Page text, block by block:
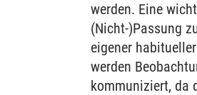
werden. Eine
(Nicht-)Passung
eigener
werden
kommuniziert, da